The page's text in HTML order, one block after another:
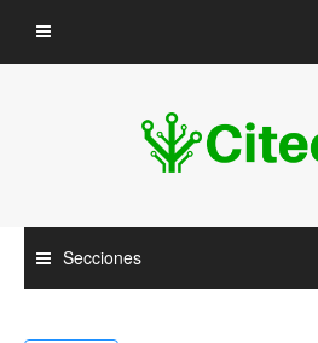
contenido
Secciones